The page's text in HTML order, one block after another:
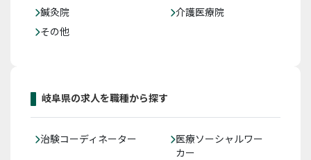
鍼灸院
介護医療院
その他
岐阜県の求人を職種から探す
治験コーディネーター
医療ソーシャルワー
カー